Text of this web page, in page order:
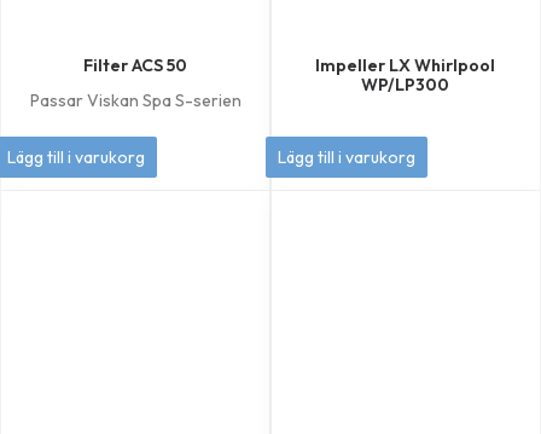
Filter ACS 50
Passar Viskan Spa S-serien
449kr
Lägg till i varukorg
Impeller LX Whirlpool
WP/LP300
349kr
Lägg till i varukorg